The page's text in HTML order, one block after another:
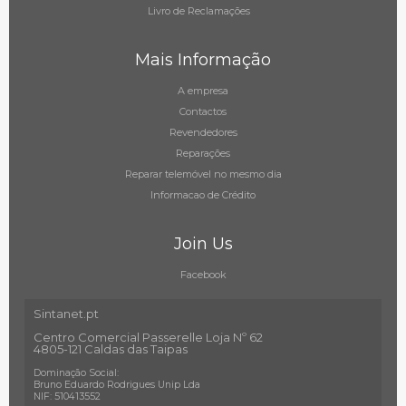
Livro de Reclamações
Mais Informação
A empresa
Contactos
Revendedores
Reparações
Reparar telemóvel no mesmo dia
Informacao de Crédito
Join Us
Facebook
Sintanet.pt
Centro Comercial Passerelle Loja Nº 62
4805-121 Caldas das Taipas
Dominação Social:
Bruno Eduardo Rodrigues Unip Lda
NIF: 510413552